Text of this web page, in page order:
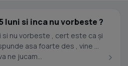
luni si inca nu vorbeste ?
si nu vorbeste , cert este ca și
asa foarte des , vine ma
ne jucam...